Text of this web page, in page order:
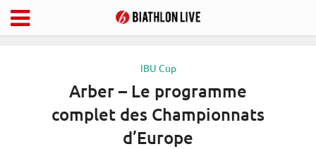
IBU Cup
Arber – Le programme
complet des Championnats
d’Europe